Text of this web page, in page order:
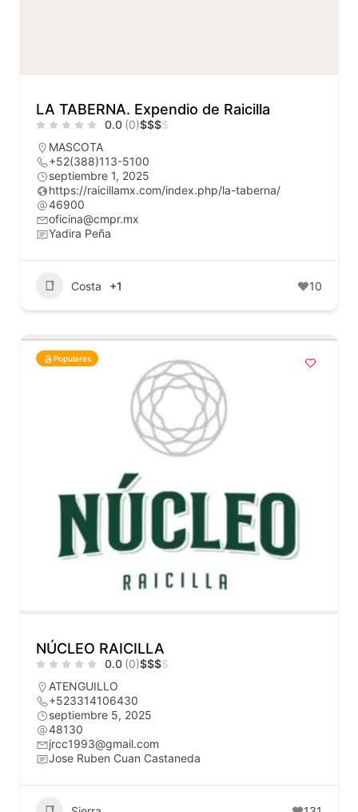
LA TABERNA. Expendio de Raicilla
0.0 (0)$$$$
MASCOTA
+52(388)113-5100
septiembre 1, 2025
https://raicillamx.com/index.php/la-taberna/
46900
oficina@cmpr.mx
Yadira Peña
Costa +1 10
Populares
NÚCLEO RAICILLA
0.0 (0)$$$$
ATENGUILLO
+523314106430
septiembre 5, 2025
48130
jrcc1993@gmail.com
Jose Ruben Cuan Castaneda